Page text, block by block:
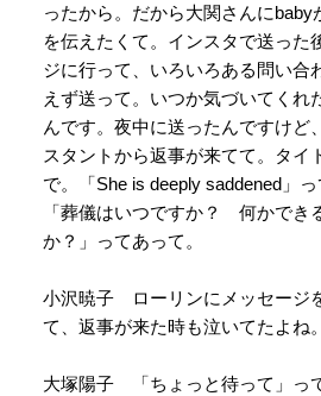
ったから。だから大関さんにbaby
を伝えたくて。インスタで送った
ジに行って、いろいろある問い合
えず送って。いつか気づいてくれ
んです。夜中に送ったんですけど
スタントから返事が来てて。タイ
で。「She is deeply saddened」っ
「葬儀はいつですか？ 何かでき
か？」ってあって。
小沢暁子 ローリンにメッセージ
て、返事が来た時も泣いてたよね。
大塚陽子 「ちょっと待って」っ